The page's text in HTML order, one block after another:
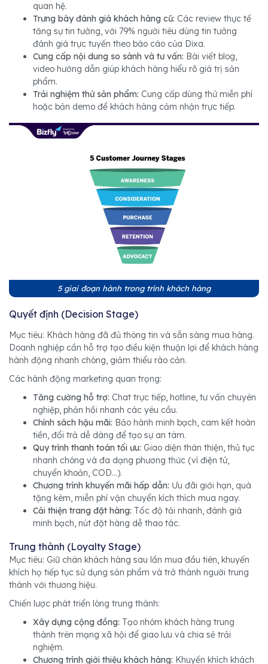
quan hệ.
Trưng bày đánh giá khách hàng cũ: Các review thực tế
tăng sự tin tưởng, với 79% người tiêu dùng tin tưởng
đánh giá trực tuyến theo báo cáo của Dixa.
Cung cấp nội dung so sánh và tư vấn: Bài viết blog,
video hướng dẫn giúp khách hàng hiểu rõ giá trị sản
phẩm.
Trải nghiệm thử sản phẩm: Cung cấp dùng thử miễn phí
hoặc bản demo để khách hàng cảm nhận trực tiếp.
5 giai đoạn hành trong trình khách hàng
Quyết định (Decision Stage)
Mục tiêu: Khách hàng đã đủ thông tin và sẵn sàng mua hàng.
Doanh nghiệp cần hỗ trợ tạo điều kiện thuận lợi để khách hàng
hành động nhanh chóng, giảm thiểu rào cản.
Các hành động marketing quan trọng:
Tăng cường hỗ trợ: Chat trực tiếp, hotline, tư vấn chuyên
nghiệp, phản hồi nhanh các yêu cầu.
Chính sách hậu mãi: Bảo hành minh bạch, cam kết hoàn
tiền, đổi trả dễ dàng để tạo sự an tâm.
Quy trình thanh toán tối ưu: Giao diện thân thiện, thủ tục
nhanh chóng và đa dạng phương thức (ví điện tử,
chuyển khoản, COD...).
Chương trình khuyến mãi hấp dẫn: Ưu đãi giới hạn, quà
tặng kèm, miễn phí vận chuyển kích thích mua ngay.
Cải thiện trang đặt hàng: Tốc độ tải nhanh, đánh giá
minh bạch, nút đặt hàng dễ thao tác.
Trung thành (Loyalty Stage)
Mục tiêu: Giữ chân khách hàng sau lần mua đầu tiên, khuyến
khích họ tiếp tục sử dụng sản phẩm và trở thành người trung
thành với thương hiệu.
Chiến lược phát triển lòng trung thành:
Xây dựng cộng đồng: Tạo nhóm khách hàng trung
thành trên mạng xã hội để giao lưu và chia sẻ trải
nghiệm.
Chương trình giới thiệu khách hàng: Khuyến khích khách